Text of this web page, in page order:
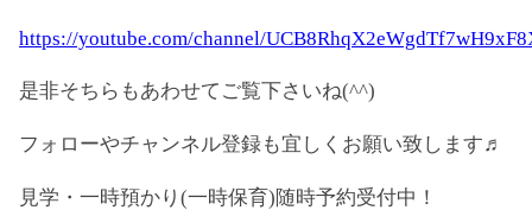
https://youtube.com/channel/
是非そちらもあわせてご覧下さいね(^^)
フォローやチャンネル登録も宜しくお願い致します♬
見学・一時預かり(一時保育)随時予約受付中！